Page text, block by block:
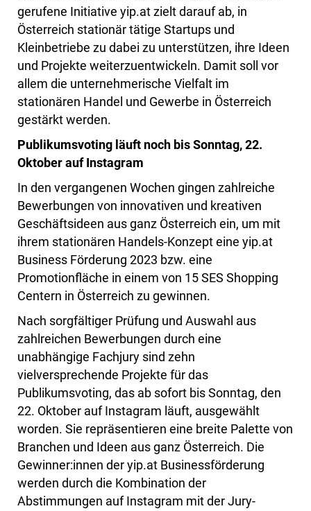
gerufene Initiative yip.at zielt darauf ab, in
Österreich stationär tätige Startups und
Kleinbetriebe zu dabei zu unterstützen, ihre Ideen
und Projekte weiterzuentwickeln. Damit soll vor
allem die unternehmerische Vielfalt im
stationären Handel und Gewerbe in Österreich
gestärkt werden.
Publikumsvoting läuft noch bis Sonntag, 22.
Oktober auf Instagram
In den vergangenen Wochen gingen zahlreiche
Bewerbungen von innovativen und kreativen
Geschäftsideen aus ganz Österreich ein, um mit
ihrem stationären Handels-Konzept eine yip.at
Business Förderung 2023 bzw. eine
Promotionfläche in einem von 15 SES Shopping
Centern in Österreich zu gewinnen.
Nach sorgfältiger Prüfung und Auswahl aus
zahlreichen Bewerbungen durch eine
unabhängige Fachjury sind zehn
vielversprechende Projekte für das
Publikumsvoting, das ab sofort bis Sonntag, den
22. Oktober auf Instagram läuft, ausgewählt
worden. Sie repräsentieren eine breite Palette von
Branchen und Ideen aus ganz Österreich. Die
Gewinner:innen der yip.at Businessförderung
werden durch die Kombination der
Abstimmungen auf Instagram mit der Jury-